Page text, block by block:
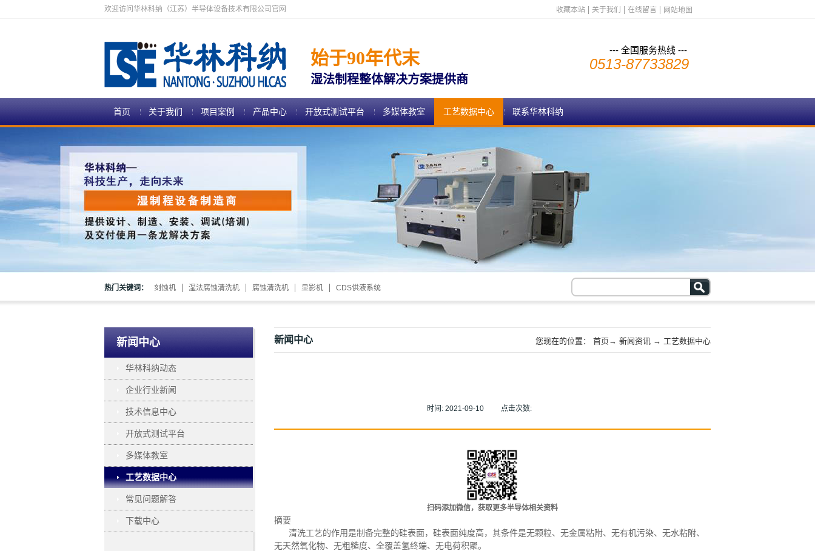
欢迎访问华林科纳（江苏）半导体设备技术有限公司官网 收藏本站 关于我们 在线留言 网站地图
始于90年代末
湿法制程整体解决方案提供商
--- 全国服务热线 ---
0513-87733829
首页 关于我们 项目案例 产品中心 开放式测试平台 多媒体教室 工艺数据中心 联系华林科纳
热门关键词： 刻蚀机 湿法腐蚀清洗机 腐蚀清洗机 显影机 CDS供液系统
新闻中心
华林科纳动态
企业行业新闻
技术信息中心
开放式测试平台
多媒体教室
工艺数据中心
常见问题解答
下载中心
新闻中心 您现在的位置： 首页→ 新闻资讯 → 工艺数据中心
时间: 2021-09-10 点击次数:
扫码添加微信，获取更多半导体相关资料
摘要
清洗工艺的作用是制备完整的硅表面，硅表面纯度高，其条件是无颗粒、无金属粘附、无有机污染、无水粘附、
无天然氧化物、无粗糙度、全覆盖氢终端、无电荷积聚。